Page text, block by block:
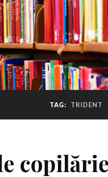
TAG: TRIDENT